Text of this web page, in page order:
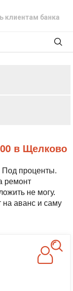
клиентам банка
в Щелково
Под проценты.
ремонт
не могу.
на аванс и саму